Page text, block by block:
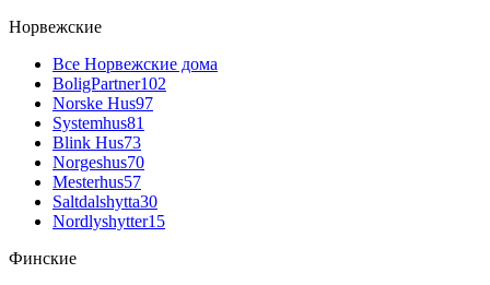
Норвежские
Все Норвежские дома
BoligPartner102
Norske Hus97
Systemhus81
Blink Hus73
Norgeshus70
Mesterhus57
Saltdalshytta30
Nordlyshytter15
Финские